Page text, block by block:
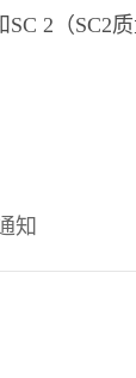
2（SC2
知